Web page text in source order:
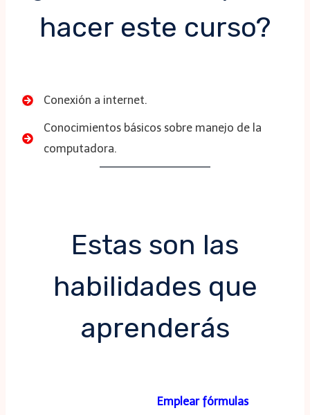
hacer este curso?
Conexión a internet.
Conocimientos básicos sobre manejo de la
computadora.
Estas son las
habilidades que
aprenderás
Emplear fórmulas